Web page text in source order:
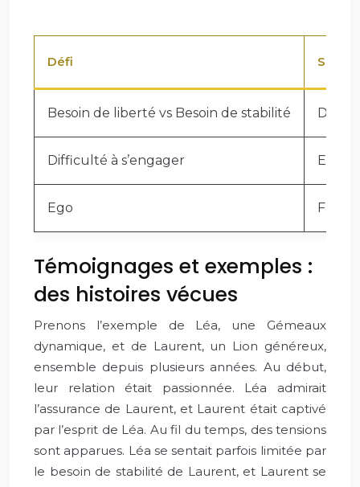
Défi
Besoin de liberté vs Besoin de stabilité
Difficulté à s’engager
Ego Faire
Témoignages et exemples :
des histoires vécues
Prenons l’exemple de Léa, une Gémeaux
dynamique, et de Laurent, un Lion généreux,
ensemble depuis plusieurs années. Au début,
leur relation était passionnée. Léa admirait
l’assurance de Laurent, et Laurent était captivé
par l’esprit de Léa. Au fil du temps, des tensions
sont apparues. Léa se sentait parfois limitée par
le besoin de stabilité de Laurent, et Laurent se